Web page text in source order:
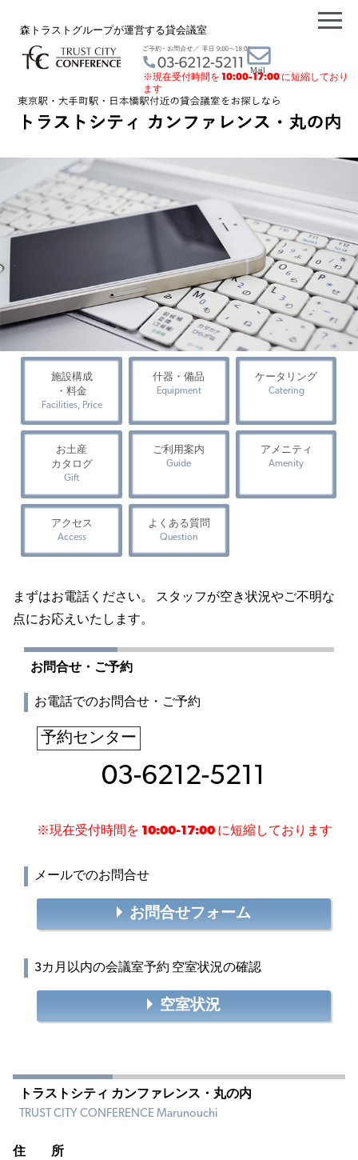
森トラストグループが運営する貸会議室
※現在受付時間を10:00-17:00 に短縮しており
ます
施設構成
・料金
Facilities, Price
什器・備品
Equipment
ケータリング
Catering
お土産
カタログ
Gift
ご利用案内
Guide
アメニティ
Amenity
アクセス
Access
よくある質問
Question
まずはお電話ください。 スタッフが空き状況やご不明な
点にお応えいたします。
お問合せ・ご予約
お電話でのお問合せ・ご予約
予約センター
03-6212-5211
※現在受付時間を 10:00-17:00に短縮しております
メールでのお問合せ
お問合せフォーム
3カ月以内の会議室予約 空室状況の確認
空室状況
トラストシティ カンファレンス・丸の内
TRUST CITY CONFERENCE Marunouchi
住 所